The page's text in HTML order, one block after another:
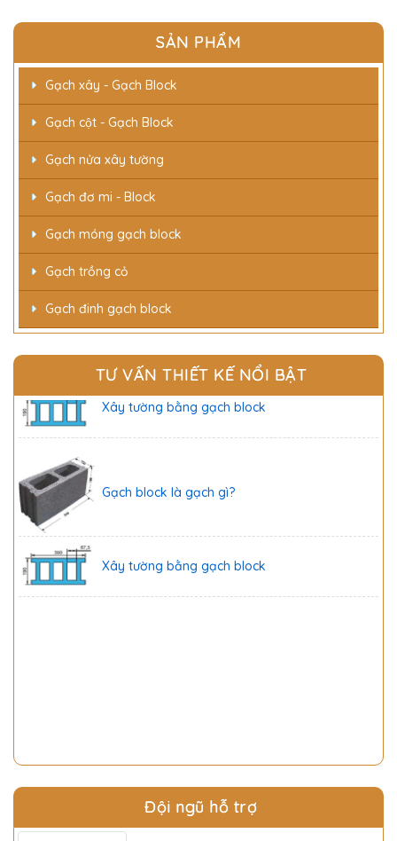
SẢN PHẨM
Gạch xây - Gạch Block
Gạch cột - Gạch Block
Gạch nửa xây tường
Gạch đơ mi - Block
Gạch móng gạch block
Gạch trồng cỏ
Gạch đinh gạch block
TƯ VẤN THIẾT KẾ NỔI BẬT
Xây tường bằng gạch block
Đội ngũ hỗ trợ